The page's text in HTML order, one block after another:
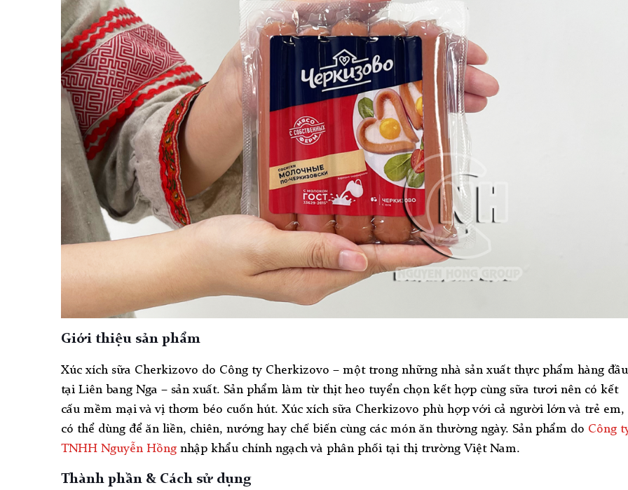
Giới thiệu sản phẩm
Xúc xích sữa Cherkizovo do Công ty Cherkizovo – một trong những nhà sản xuất thực phẩm hàng đầu
tại Liên bang Nga – sản xuất. Sản phẩm làm từ thịt heo tuyển chọn kết hợp cùng sữa tươi nên có kết
cấu mềm mại và vị thơm béo cuốn hút. Xúc xích sữa Cherkizovo phù hợp với cả người lớn và trẻ em,
có thể dùng để ăn liền, chiên, nướng hay chế biến cùng các món ăn thường ngày. Sản phẩm do Công
TNHH Nguyễn Hồng nhập khẩu chính ngạch và phân phối tại thị trường Việt Nam.
Thành phần & Cách sử dụng